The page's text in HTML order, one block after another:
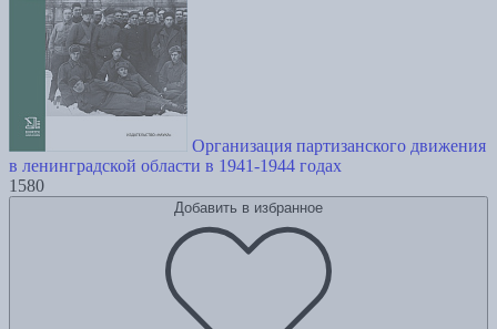
Организация партизанского движения
в ленинградской области в 1941-1944 годах
1580
Добавить в избранное